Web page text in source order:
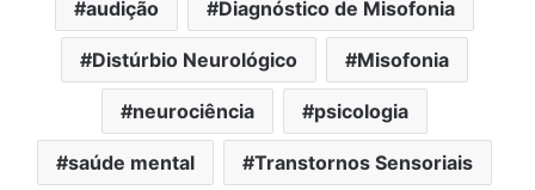
audição Diagnóstico de Misofonia
Distúrbio Neurológico Misofonia
neurociência psicologia
saúde mental Transtornos Sensoriais